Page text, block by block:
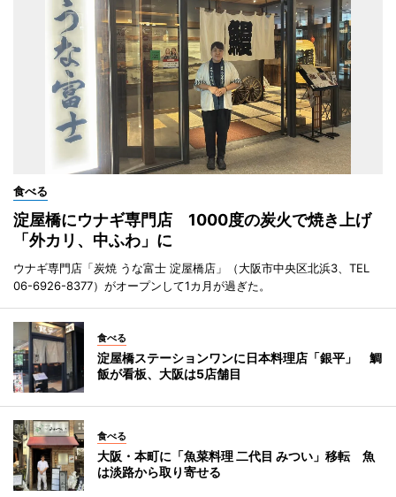
食べる
淀屋橋にウナギ専門店 1000度の炭火で焼き上げ
「外カリ、中ふわ」に
ウナギ専門店「炭焼 うな富士 淀屋橋店」（大阪市中央区北浜3、TEL
06-6926-8377）がオープンして1カ月が過ぎた。
食べる
淀屋橋ステーションワンに日本料理店「銀平」 鯛
飯が看板、大阪は5店舗目
食べる
大阪・本町に「魚菜料理 二代目 みつい」移転 魚
は淡路から取り寄せる